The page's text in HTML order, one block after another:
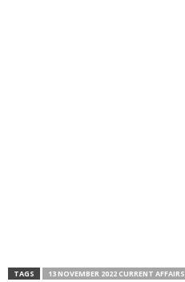
TAGS
13 NOVEMBER 2022 CURRENT AFFAIRS